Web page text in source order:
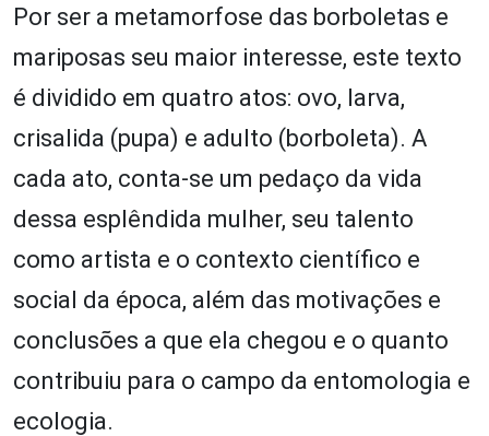
Por ser a metamorfose das borboletas e
mariposas seu maior interesse, este texto
é dividido em quatro atos: ovo, larva,
crisalida (pupa) e adulto (borboleta). A
cada ato, conta-se um pedaço da vida
dessa esplêndida mulher, seu talento
como artista e o contexto científico e
social da época, além das motivações e
conclusões a que ela chegou e o quanto
contribuiu para o campo da entomologia e
ecologia.